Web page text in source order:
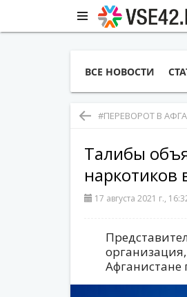
ВСЕ НОВОСТИ
#ПЕРЕВОРОТ В
Талибы
наркотиков
17 августа 2021 г.,
Афганистане